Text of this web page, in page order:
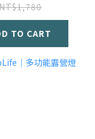
TO CART